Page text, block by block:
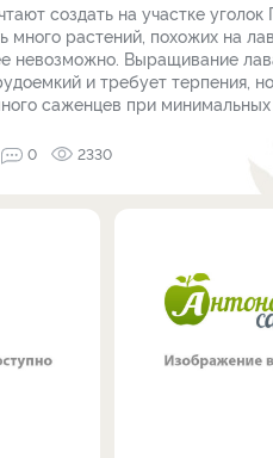
создать на участке уголок
много растений, похожих на
невозможно. Выращивание
и требует терпения,
саженцев при минимальных
0 2330